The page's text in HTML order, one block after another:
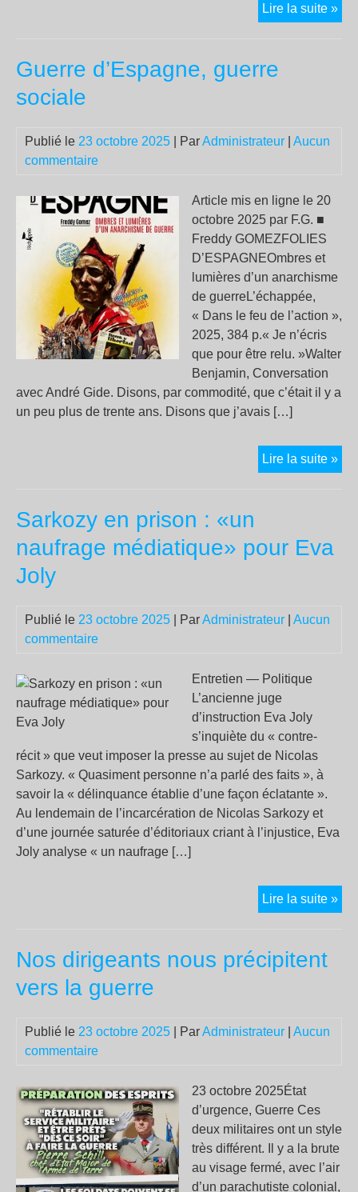
Lire la suite »
de
les
son
Guerre d’Espagne, guerre
sociale
Publié le 23 octobre 2025 | ParAdministrateur
Aucun
commentaire
Article mis en ligne le 20
octobre 2025 par F.G. ■
Freddy GOMEZFOLIES
D’ESPAGNEOmbres et
lumières d’un anarchisme
de guerreL’échappée,
« Dans le feu de l’action »,
2025, 384 p.« Je n’écris
que pour être relu. »Walter
Benjamin, Conversation
avec André Gide. Disons, par commodité, que c’était il y a
un peu plus de trente ans. Disons que j’avais […]
Lire la suite »
Sarkozy en prison : «un
naufrage médiatique» pour Eva
Joly
Publié le 23 octobre 2025 | ParAdministrateur
Aucun
commentaire
Entretien — Politique
L’ancienne juge
d’instruction Eva Joly
s’inquiète du « contre-
récit » que veut imposer la presse au sujet de Nicolas
Sarkozy. « Quasiment personne n’a parlé des faits », à
savoir la « délinquance établie d’une façon éclatante ».
Au lendemain de l’incarcération de Nicolas Sarkozy et
d’une journée saturée d’éditoriaux criant à l’injustice, Eva
Joly analyse « un naufrage […]
Lire la suite »
en
Nos dirigeants nous précipitent
vers la guerre
Publié le 23 octobre 2025 | ParAdministrateur
Aucun
commentaire
23 octobre 2025État
d’urgence, Guerre Ces
deux militaires ont un style
très différent. Il y a la brute
au visage fermé, avec l’air
d’un parachutiste colonial,